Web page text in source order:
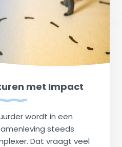
met Impact
wordt in een
steeds
Dat vraagt veel